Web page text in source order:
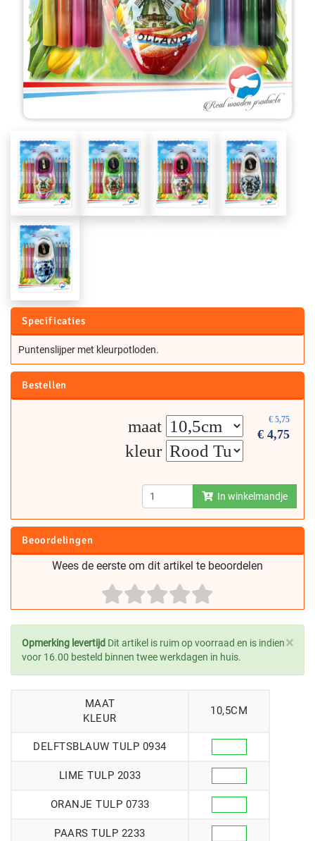
Specificaties
Puntenslijper met kleurpotloden.
Bestellen
€ 5,75
€ 4,75
maat
kleur
In winkelmandje
Beoordelingen
Wees de eerste om dit artikel te beoordelen
×
Opmerking levertijd Dit artikel is ruim op voorraad en is indien
voor 16.00 besteld binnen twee werkdagen in huis.
MAAT
KLEUR
10,5CM
DELFTSBLAUW TULP 0934
LIME TULP 2033
ORANJE TULP 0733
PAARS TULP 2233